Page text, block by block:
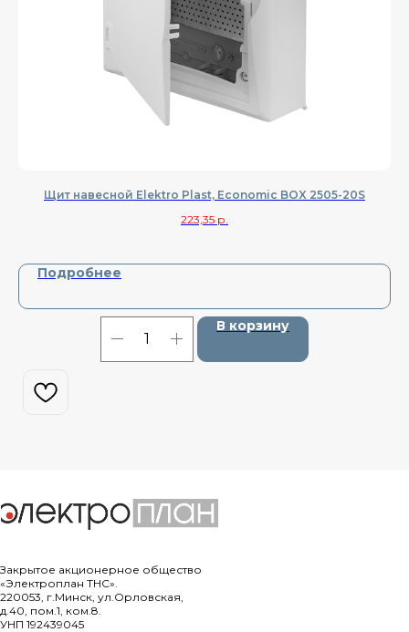
Щит навесной Elektro Plast, Economic BOX 2505-20S
223,35 р.
Подробнее
В корзину
Закрытое акционерное общество
«Электроплан ТНС».
220053, г.Минск, ул.Орловская,
д.40, пом.1, ком.8.
УНП 192439045